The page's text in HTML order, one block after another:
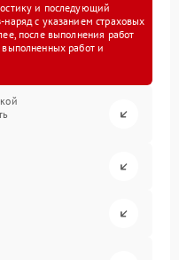
и последующий
наряд с указанием страховых
после выполнения работ
работ и